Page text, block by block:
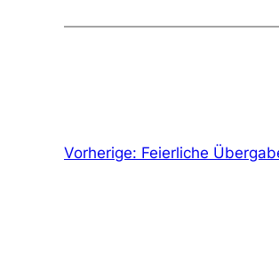
Vorherige: Feierliche